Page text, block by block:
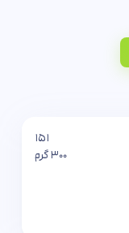
۱۵۱
۳۰۰ گرم